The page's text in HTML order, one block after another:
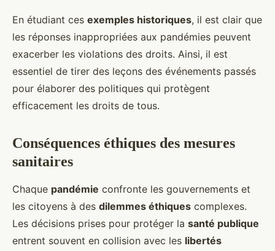
En étudiant ces exemples historiques, il est clair que
les réponses inappropriées aux pandémies peuvent
exacerber les violations des droits. Ainsi, il est
essentiel de tirer des leçons des événements passés
pour élaborer des politiques qui protègent
efficacement les droits de tous.
Conséquences éthiques des mesures
sanitaires
Chaque pandémie confronte les gouvernements et
les citoyens à des dilemmes éthiques complexes.
Les décisions prises pour protéger la santé publique
entrent souvent en collision avec les libertés